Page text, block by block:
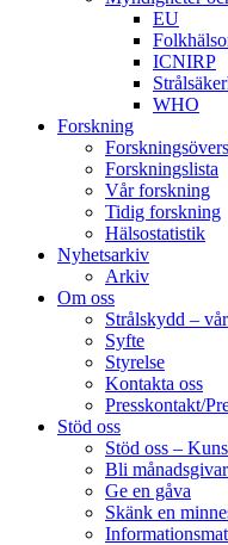
EU
ICNIRP
WHO
Forskning
Forskningslista
Vår forskning
Tidig forskning
Hälsostatistik
Nyhetsarkiv
Arkiv
Om oss
Strålskydd –
Syfte
Styrelse
Kontakta oss
Presskontakt/
Stöd oss
Stöd oss –
Bli
Ge en gåva
Skänk en